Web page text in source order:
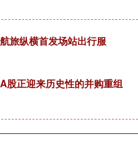
旅纵横首发场站出行服
股正迎来历史性的并购重组